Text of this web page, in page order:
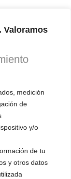
Valoramos
medición
de
y/o
de tu
y otros datos